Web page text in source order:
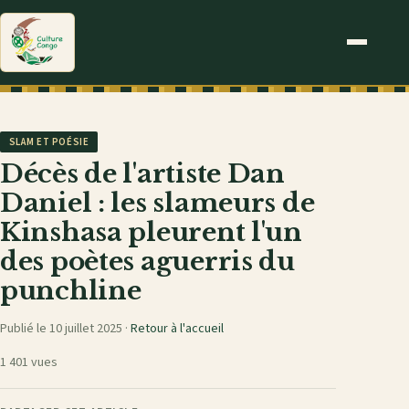
SLAM ET POÉSIE
Décès de l'artiste Dan
Daniel : les slameurs de
Kinshasa pleurent l'un
des poètes aguerris du
punchline
Publié le 10 juillet 2025 · Retour à l'accueil
1 401 vues